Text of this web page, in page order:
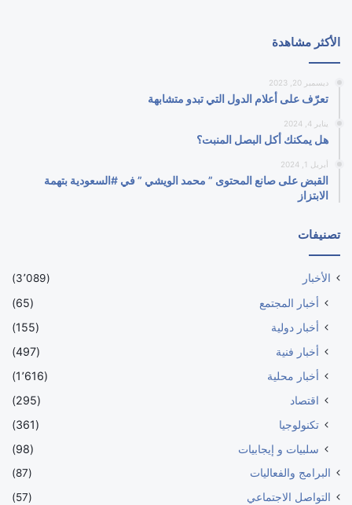
الأكثر مشاهدة
ديسمبر 20, 2023
تعرّف على أعلام الدول التي تبدو متشابهة
يناير 4, 2024
هل يمكنك أكل البصل المنبت؟
أبريل 1, 2024
القبض على صانع المحتوى ” محمد الويشي ” في #السعودية بتهمة
الابتزاز
تصنيفات
الأخبار (3٬089)
أخبار المجتمع
(65)
أخبار دولية
(155)
أخبار فنية
(497)
أخبار محلية
(1٬616)
اقتصاد
(295)
تكنولوجيا
(361)
سلبيات و إيجابيات
(98)
البرامج والفعاليات
(87)
التواصل الاجتماعي
(57)